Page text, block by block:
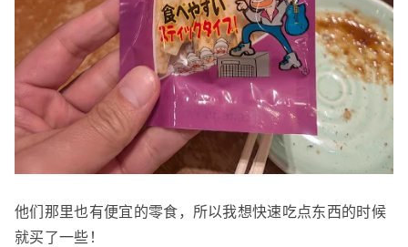
他们那里也有便宜的零食，所以我想快速吃点东西的时候
就买了一些！